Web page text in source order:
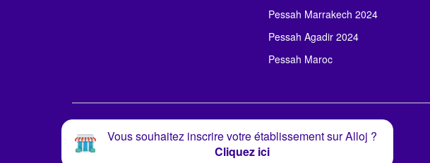
Pessah Marrakech 2024
Pessah Agadir 2024
Pessah Maroc
Vous souhaitez inscrire votre établissement sur Alloj ?
Cliquez ici